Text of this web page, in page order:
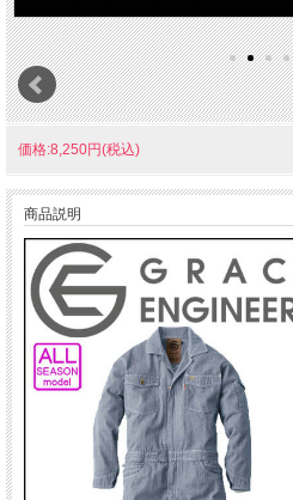
価格:8,250円(税込)
商品説明